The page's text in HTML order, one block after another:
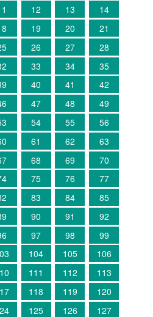
12 13
14
19 20
21
26 27
28
33 34
35
40 41
42
47 48
49
54 55
56
61 62
63
68 69
70
75 76
77
83 84
85
90 91
92
97 98
99
104 105
106
111 112
113
118 119
120
125 126 127